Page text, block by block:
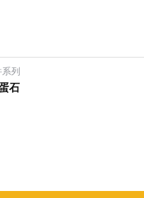
系列
石